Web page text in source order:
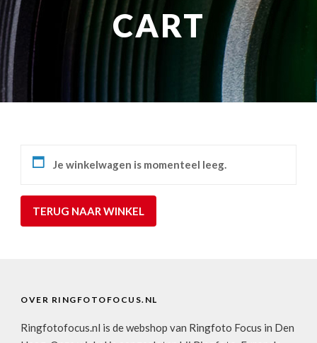
NATUUROBSERVATIE MEDIA EN ENERGIE
STUDIOFOTOGRAFIE OCCASIONS
CART
Je winkelwagen is momenteel leeg.
TERUG NAAR WINKEL
OVER RINGFOTOFOCUS.NL
Ringfotofocus.nl is de webshop van Ringfoto Focus in Den